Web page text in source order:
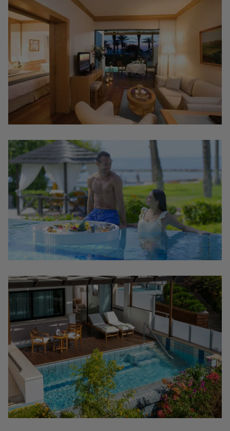
VACANCES POUR ADULTES
SEULEMENT
WELLNESS HOLIDAYS
VACANCES LUNE DE MIEL